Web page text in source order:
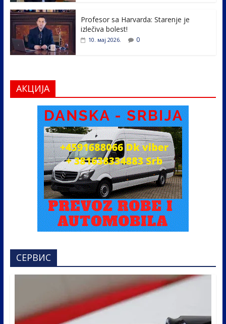
Profesor sa Harvarda: Starenje je
izlečiva bolest!
10. мај 2026. 0
АКЦИЈА
СЕРВИС